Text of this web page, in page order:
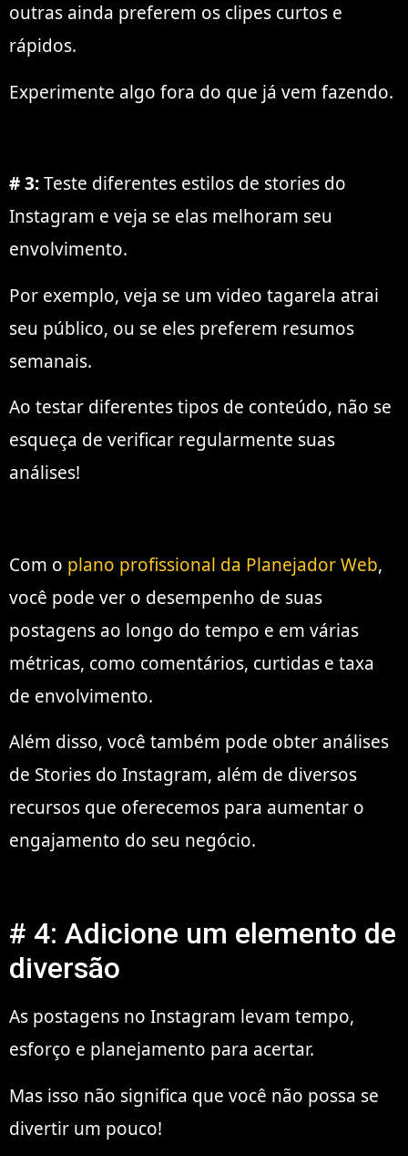
outras ainda preferem os clipes curtos e
rápidos.
Experimente algo fora do que já vem fazendo.
# 3:Teste diferentes estilos de stories do
Instagram e veja se elas melhoram seu
envolvimento.
Por exemplo, veja se um video tagarela atrai
seu público, ou se eles preferem resumos
semanais.
Ao testar diferentes tipos de conteúdo, não se
esqueça de verificar regularmente suas
análises!
Com o plano profissional da Planejador Web,
você pode ver o desempenho de suas
postagens ao longo do tempo e em várias
métricas, como comentários, curtidas e taxa
de envolvimento.
Além disso, você também pode obter análises
de Stories do Instagram, além de diversos
recursos que oferecemos para aumentar o
engajamento do seu negócio.
# 4: Adicione um elemento de
diversão
As postagens no Instagram levam tempo,
esforço e planejamento para acertar.
Mas isso não significa que você não possa se
divertir um pouco!